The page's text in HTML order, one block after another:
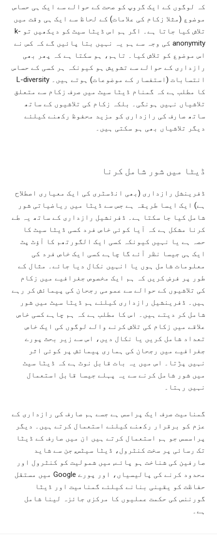
کہ لوگوں کے ایک گروپ کو صحت کے حوالے سے ایک ہی حساس
موضوع (مثلا زکام کی علامات) کے لحاظ سے ایک ہی وقت میں
تلاش کیا جاتا ہے۔ اگر ہم اس ڈیٹا سیٹ کو دیکھیں تو k-
anonymity کی وجہ سے ہم یہ نہیں بتا پائیں گے کہ کس نے
اس موضوع کو تلاش کیا۔ تاہم، ہو سکتا ہے کہ پھر بھی
رازداری کے حوالے سے تشویش ہو کیونکہ ہر کسی کے حساس
انتسابات (استفسار کے موضوعات) ہوتے ہیں۔ L-diversity
کا مطلب ہے کہ گمنام ڈیٹا سیٹ میں صرف زکام سے متعلق
تلاشیاں نہیں ہونگی۔ بلکہ زکام کی تلاشیوں کے ساتھ
ساتھ صارف کی رازداری کو مزید محفوظ رکھنے کیلئے
دیگر تلاشیاں بھی ہو سکتی ہیں۔
ڈیٹا میں شور شامل کرنا
ڈفرینشل رازداری (بھی انڈسٹری کی ایک معیاری اصطلاح
ہے) ایک ایسا طریقہ ہے جس سے ڈیٹا میں ریاضیاتی شور
شامل کیا جا سکتا ہے۔ ڈفرنشیل رازداری کے ساتھ یہ طے
کرنا مشکل ہے کہ آیا کوئی خاص فرد کسی ڈیٹا سیٹ کا
حصہ ہے یا نہیں کیونکہ کسی ایک الگورتھم کا آؤٹ پٹ
ایک ہی جیسا نظر آئے گا چاہے کسی ایک خاص فرد کی
معلومات شامل ہوں یا انہیں نکال دیا جائے۔ مثال کے
طور پر فرض کریں کہ ہم ایک مخصوص جغرافیے میں زکام
کی تلاشیوں کے حوالے سے عمومی رجحان کی پیمائش کر رہے
ہیں۔ ڈفرینشیل رازداری کیلئے ہم ڈیٹا سیٹ میں شور
شامل کر دیتے ہیں۔ اس کا مطلب ہے کہ ہم چاہے کسی خاص
علاقے میں زکام کی تلاش کرنے والے لوگوں کی ایک خاص
تعداد شامل کریں یا نکال دیں، اس سے زیر بحث پورے
جغرافیے میں رجحان کی ہماری پیمائش پر کوئی اثر
نہیں پڑتا۔ اس میں یہ بات قابل نوٹ ہے کہ ڈیٹا سیٹ
میں شور شامل کرنے سے یہ پہلے جیسا قابل استعمال
نہیں رہتا۔
گمنامیت صرف ایک پراسس ہے جسے ہم صارف کی رازداری کے
عزم کو برقرار رکھنے کیلئے استعمال کرتے ہیں۔ دیگر
پراسسس جو ہم استعمال کرتے ہیں ان میں صارف کے ڈیٹا
تک رسائی پر سخت کنٹرول، ڈیٹا سیٹس, جن سے شاید
صارفین کی شناخت ہو پائے, میں شمولیت کو کنٹرول اور
محدود کرنے کی پالیسیاں، اور پورے Google میں مستقل
حفاظت کو یقینی بنانے کیلئے گمنامیت اور ڈیٹا
گورننس کی حکمت عملیوں کا مرکزی جائزہ لینا شامل
ہے۔